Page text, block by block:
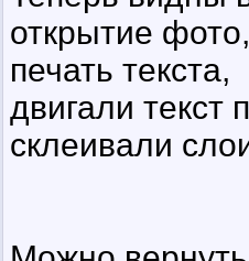
открытие фото,
печать текста,
двигали текст
склеивали